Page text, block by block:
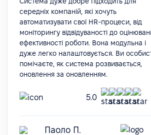
середніх компаній, які хочуть
автоматизувати свої HR-процеси, від
моніторингу відвідуваності до
ефективності роботи. Вона модульна і
дуже легко налаштовується. Ви
помічаєте, як система розвивається,
оновлення за оновленням.
5.0
Паоло П.